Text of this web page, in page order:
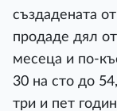
създадената
продаде дял
месеца и по-
30 на сто до
три и пет